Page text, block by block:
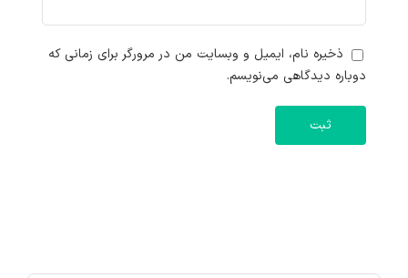
ذخیره نام، ایمیل و وبسایت من در مرورگر برای زمانی که
دوباره دیدگاهی می‌نویسم.